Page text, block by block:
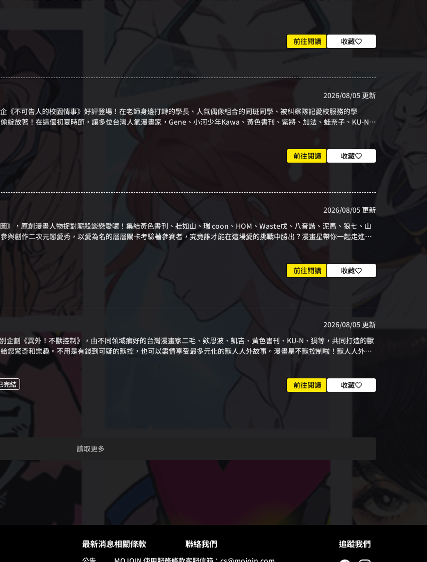
前往閱讀 收藏
2026/08/05 更新
《不可告人的校園情事》好評登場！在老師身邊打轉的學長、人氣偶像組合的同班同學、被糾察隊記愛校服務的學
放著！在這個初夏時節，讓多位台灣人氣漫畫家，Gene、小河少年Kawa、黃色書刊、紫將、加法、蛙奈子、KU-N等
前往閱讀 收藏
2026/08/05 更新
》，原創漫畫人物捉對廝殺談戀愛囉！集結黃色書刊、壯如山、瑞 coon、HOM、Waste戊、八音諧、泥馬、狼七、山
與創作二次元戀愛秀，以愛為名的層層關卡考驗著參賽者，究竟誰才能在這場愛的挑戰中勝出？漫畫星帶你一起走進練
前往閱讀 收藏
2026/08/05 更新
企劃《異外！不獸控制》，由不同領域癖好的台灣漫畫家二毛、欸恩波、凱吉、黃色書刊、KU-N、狷等，共同打造的獸
您驚奇和樂趣。不用是有錢到可疑的獸控，也可以盡情享受最多元化的獸人人外故事。漫畫星不獸控制啦！獸人人外漫
完結 前往閱讀 收藏
讀取更多
最新消息相關條款 聯絡我們 追蹤我們